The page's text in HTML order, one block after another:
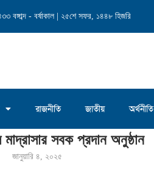
- বর্ষাকাল | ২৫শে সফর, ১৪৪৮ হিজরি
ইউনিয়নে চেয়ারম্যান পদে আলোচনায় মোঃ সাখাওয়াত...
রাজনীতি জাতীয় অর্থনীতি
মাদ্রাসার সবক প্রদান অনুষ্ঠান
জানুয়ারি ৪, ২০২৫